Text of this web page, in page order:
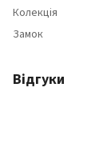
Колекція
Замок
Відгуки